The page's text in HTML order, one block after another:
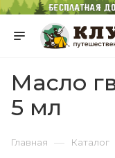
Масло
5 мл
Главная — Каталог